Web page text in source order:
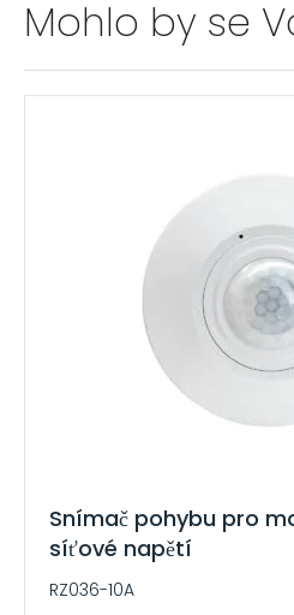
a
t
Mohlo by se
Snímač pohybu pro
síťové napětí
RZ036-10A